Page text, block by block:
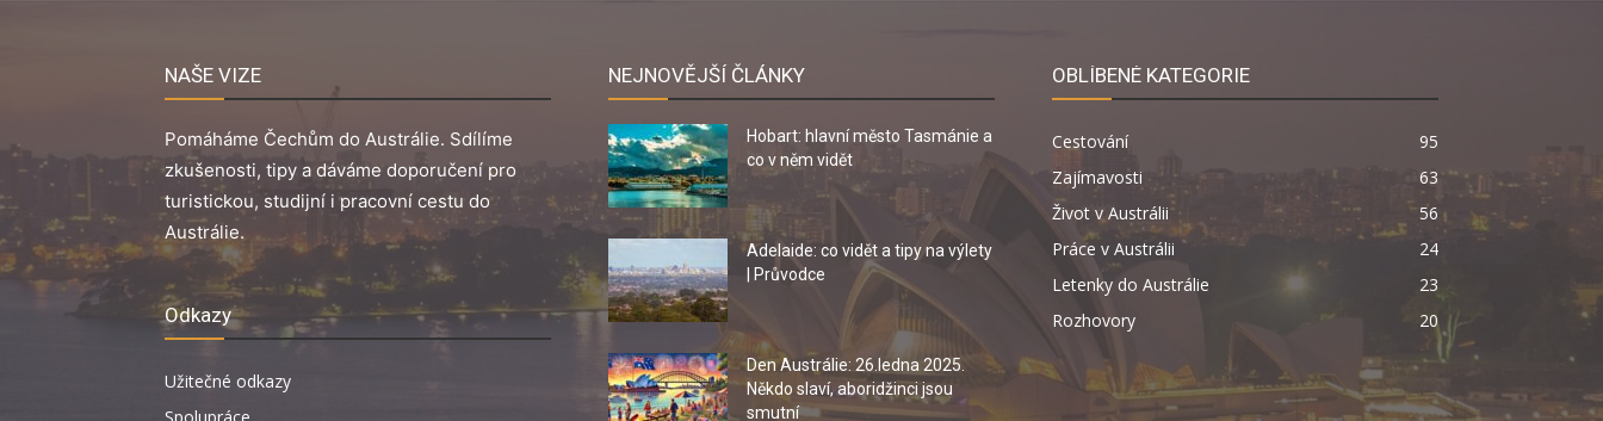
NAŠE VIZE
Pomáháme Čechům do Austrálie. Sdílíme
zkušenosti, tipy a dáváme doporučení pro
turistickou, studijní i pracovní cestu do
Austrálie.
Odkazy
Užitečné odkazy
NEJNOVĚJŠÍ ČLÁNKY
Hobart: hlavní město Tasmánie a
co v něm vidět
Adelaide: co vidět a tipy na výlety
| Průvodce
Den Austrálie: 26.ledna 2025.
Někdo slaví, aboridžinci jsou
smutní
OBLÍBENÉ KATEGORIE
Cestování
95
Zajímavosti
63
Život v Austrálii
56
Práce v Austrálii
24
Letenky do Austrálie
23
Rozhovory
20